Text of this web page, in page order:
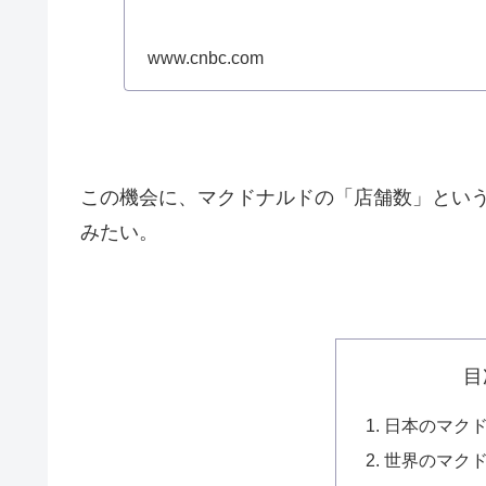
www.cnbc.com
この機会に、マクドナルドの「店舗数」とい
みたい。
日本のマク
世界のマク